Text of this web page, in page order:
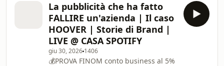
La pubblicità che ha fatto
FALLIRE un'azienda | Il caso
HOOVER | Storie di Brand |
LIVE @ CASA SPOTIFY
giu 30, 2026 1406
💰PROVA FINOM conto business al 5%